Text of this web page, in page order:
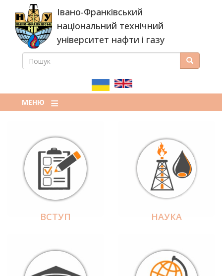
основного
вмісту
Івано-Франківський
національний технічний
університет нафти і газу
ПОШУКОВА
ПОШУК Пошук
МЕНЮ
ВСТУП НАУКА